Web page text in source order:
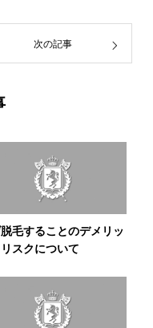
次の記事
毛することのデメリッ
スクについて